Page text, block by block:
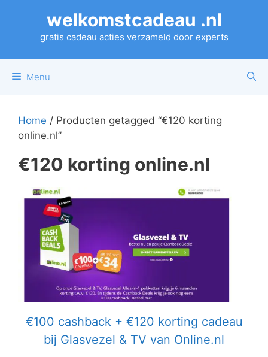
welkomstcadeau .nl
gratis cadeau acties verzameld door experts
Menu
Home / Producten getagged “€120 korting
online.nl”
€120 korting online.nl
€100 cashback + €120 korting cadeau
bij Glasvezel & TV van Online.nl